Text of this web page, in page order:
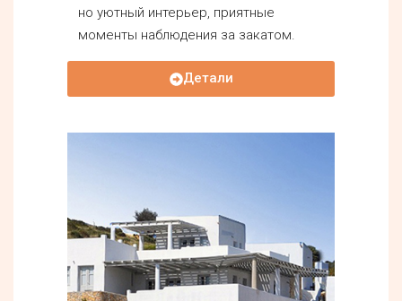
но уютный интерьер, приятные
моменты наблюдения за закатом.
Детали